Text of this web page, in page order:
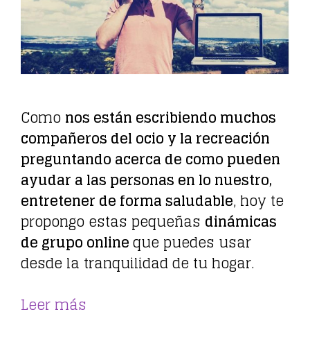
Comonos están escribiendo muchos
compañeros del ocio y la recreación
preguntando acerca de como pueden
ayudar a las personas en lo nuestro,
entretener de forma saludable, hoy te
propongo estas pequeñas dinámicas
de grupo onlineque puedes usar
desde la tranquilidad de tu hogar.
Leer más